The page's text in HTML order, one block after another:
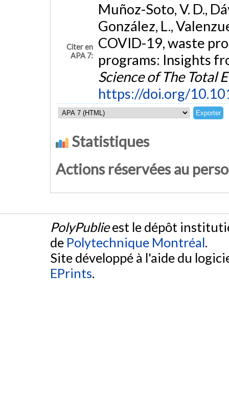
Citer en
APA 7:
Muñoz-Soto, V. D.,
González, L.,
COVID-19, waste
programs: Insights
Science of The Total
https://doi.org/
Statistiques
Actions réservées au
PolyPublieest le dépôt
de Polytechnique Montréal.
Site développé à l'aide du
EPrints.